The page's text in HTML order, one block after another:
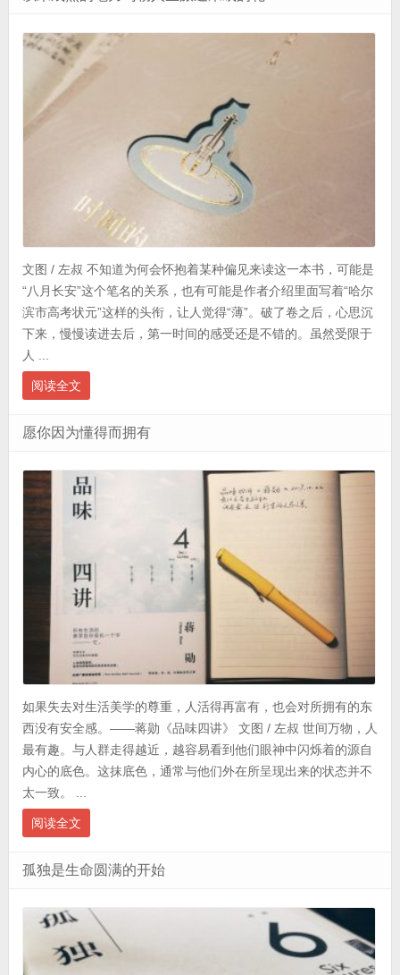
文图 / 左叔 不知道为何会怀抱着某种偏见来读这一本书，可能是
“八月长安”这个笔名的关系，也有可能是作者介绍里面写着“哈尔
滨市高考状元”这样的头衔，让人觉得“薄”。破了卷之后，心思沉
下来，慢慢读进去后，第一时间的感受还是不错的。虽然受限于
人 ...
阅读全文
愿你因为懂得而拥有
如果失去对生活美学的尊重，人活得再富有，也会对所拥有的东
西没有安全感。——蒋勋《品味四讲》 文图 / 左叔 世间万物，人
最有趣。与人群走得越近，越容易看到他们眼神中闪烁着的源自
内心的底色。这抹底色，通常与他们外在所呈现出来的状态并不
太一致。 ...
阅读全文
孤独是生命圆满的开始